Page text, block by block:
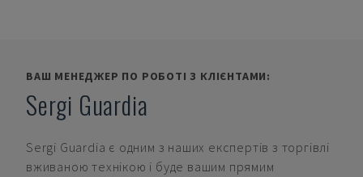
ВАШ МЕНЕДЖЕР ПО РОБОТІ З КЛІЄНТАМИ:
Sergi Guardia
Sergi Guardia є одним з наших експертів з торгівлі
вживаною технікою і буде вашим прямим